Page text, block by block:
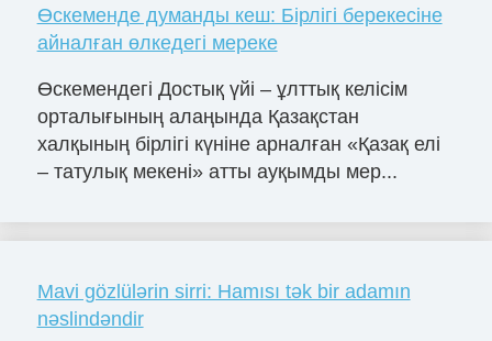
Өскеменде думанды кеш: Бірлігі берекесіне
айналған өлкедегі мереке
Өскемендегі Достық үйі – ұлттық келісім
орталығының алаңында Қазақстан
халқының бірлігі күніне арналған «Қазақ елі
– татулық мекені» атты ауқымды мер...
Mavi gözlülərin sirri: Hamısı tək bir adamın
nəslindəndir